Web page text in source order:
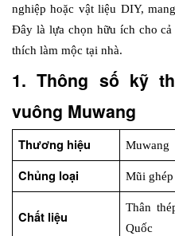
nghiệp hoặc vật liệu DIY,
Đây là lựa chọn hữu ích cho
thích làm mộc tại nhà.
1. Thông số kỹ
vuông Muwang
Thương hiệu Muwang
Chủng loại Mũi
Chất liệu
Thân
Quốc